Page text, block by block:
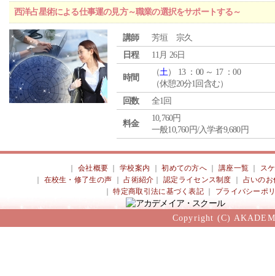
西洋占星術による仕事運の見方～職業の選択をサポートする～
講師
芳垣 宗久
日程
11月 26日
時間
（土） 13 ：00 ～ 17 ：00
（休憩20分1回含む）
回数
全1回
料金
10,760円
一般10,760円/入学者9,680円
会社概要 ｜学校案内 ｜初めての方へ 講座一覧
ス
在校生・修了生の声 ｜占術紹介 ｜認定ライセンス制度
占いのお
｜特定商取引法に基づく表記 プライバシーポ
Copyright (C)